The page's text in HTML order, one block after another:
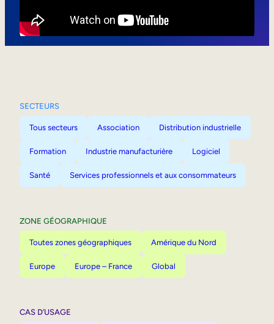
SECTEURS
Tous secteurs Association Distribution industrielle
Formation Industrie manufacturière Logiciel
Santé Services professionnels et aux consommateurs
ZONE GÉOGRAPHIQUE
Toutes zones géographiques Amérique du Nord
Europe Europe – France Global
CAS D’USAGE